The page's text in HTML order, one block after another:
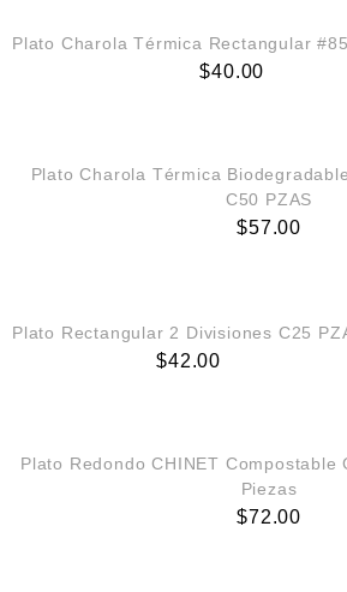
Plato Charola Térmica Rectangular
$40.00
Plato Charola Térmica
C50 PZAS
$57.00
Plato Rectangular 2 Divisiones C25
$42.00
Plato Redondo CHINET Compostable
Piezas
$72.00